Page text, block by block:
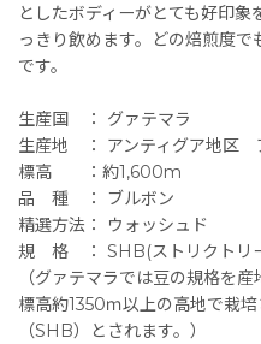
としたボディーがとても好印
っきり飲めます。どの焙煎度で
です。
生産国 ： グァテマラ
生産地 ： アンティグア地区
標高 ：約1,600m
品 種 ： ブルボン
精選方法： ウォッシュド
規 格 ： SHB(ストリクトリ
（グァテマラでは豆の規格を
標高約1350ｍ以上の高地で栽
（SHB）とされます。）